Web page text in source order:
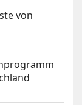
von